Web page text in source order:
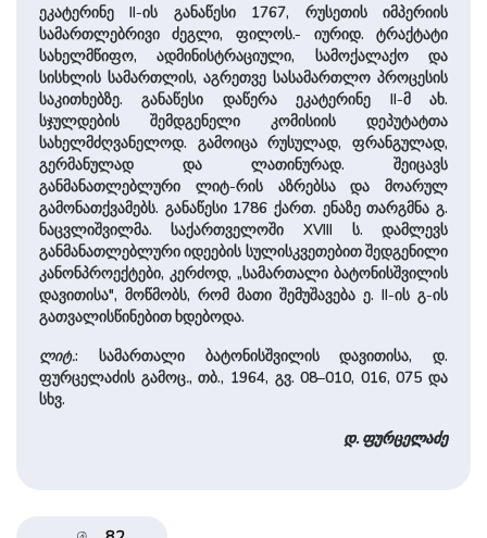
ეკატერინე II-ის განაწესი 1767, რუსეთის იმპერიის
სამართლებრივი ძეგლი, ფილოს.- იურიდ. ტრაქტატი
სახელმწიფო, ადმინისტრაციული, სამოქალაქო და
სისხლის სამართლის, აგრეთვე სასამართლო პროცესის
საკითხებზე. განაწესი დაწერა ეკატერინე II-მ ახ.
სჯულდების შემდგენელი კომისიის დეპუტატთა
სახელმძღვანელოდ. გამოიცა რუსულად, ფრანგულად,
გერმანულად და ლათინურად. შეიცავს
განმანათლებლური ლიტ-რის აზრებსა და მოარულ
გამონათქვამებს. განაწესი 1786 ქართ. ენაზე თარგმნა გ.
ნაცვლიშვილმა. საქართველოში XVIII ს. დამლევს
განმანათლებლური იდეების სულისკვეთებით შედგენილი
კანონპროექტები, კერძოდ, „სამართალი ბატონისშვილის
დავითისა", მოწმობს, რომ მათი შემუშავება ე. II-ის გ-ის
გათვალისწინებით ხდებოდა.
ლიტ.: სამართალი ბატონისშვილის დავითისა, დ.
ფურცელაძის გამოც., თბ., 1964, გვ. 08–010, 016, 075 და
სხვ.
დ. ფურცელაძე